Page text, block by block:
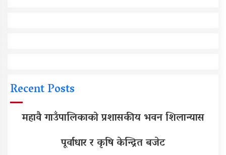
Recent Posts
महावै गाउँपालिकाको प्रशासकीय भवन शिलान्यास
पूर्वाधार र कृषि केन्द्रित बजेट